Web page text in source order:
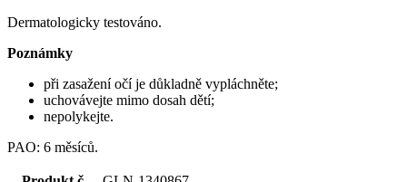
Dermatologicky testováno.
Poznámky
při zasažení očí je důkladně vypláchněte;
uchovávejte mimo dosah dětí;
nepolykejte.
PAO: 6 měsíců.